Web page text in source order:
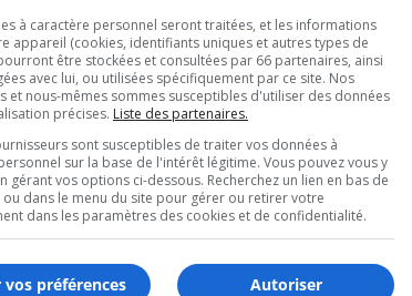
103,3 que la situation touche trois écoles.
établissements.
à caractère personnel seront traitées, et les informations
appareil (cookies, identifiants uniques et autres types de
être stockées et consultées par 66 partenaires, ainsi
avec lui, ou utilisées spécifiquement par ce site. Nos
et nous-mêmes sommes susceptibles d'utiliser des données
précises. Liste des partenaires.
sont susceptibles de traiter vos données à
sur la base de l'intérêt légitime. Vous pouvez vous y
gérant vos options ci-dessous. Recherchez un lien en bas de
ou dans le menu du site pour gérer ou retirer votre
dans les paramètres des cookies et de confidentialité.
Autoriser
vos préférences